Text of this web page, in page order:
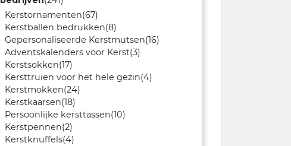
Kerstornamenten(67)
Kerstballen bedrukken(8)
Gepersonaliseerde Kerstmutsen(16)
Adventskalenders voor Kerst(3)
Kerstsokken(17)
Kersttruien voor het hele gezin(4)
Kerstmokken(24)
Kerstkaarsen(18)
Persoonlijke kersttassen(10)
Kerstpennen(2)
Kerstknuffels(4)